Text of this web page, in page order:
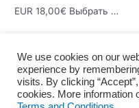
EUR 18,00€ Выбрать …
Главная О
Политика
We use cookies on our
experience by
visits. By clicking
cookies. More information